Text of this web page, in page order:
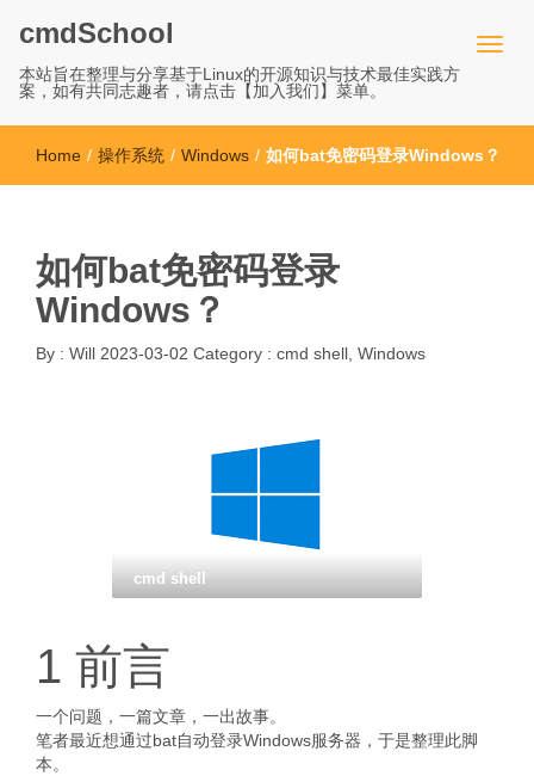
cmdSchool
本站旨在整理与分享基于Linux的开源知识与技术最佳实践方
案，如有共同志趣者，请点击【加入我们】菜单。
Home / 操作系统 / Windows / 如何bat免密码登录Windows？
如何bat免密码登录
Windows？
By : Will 2023-03-02 Category : cmd shell Windows
cmd shell
1 前言
一个问题，一篇文章，一出故事。
笔者最近想通过bat自动登录Windows服务器，于是整理此脚
本。